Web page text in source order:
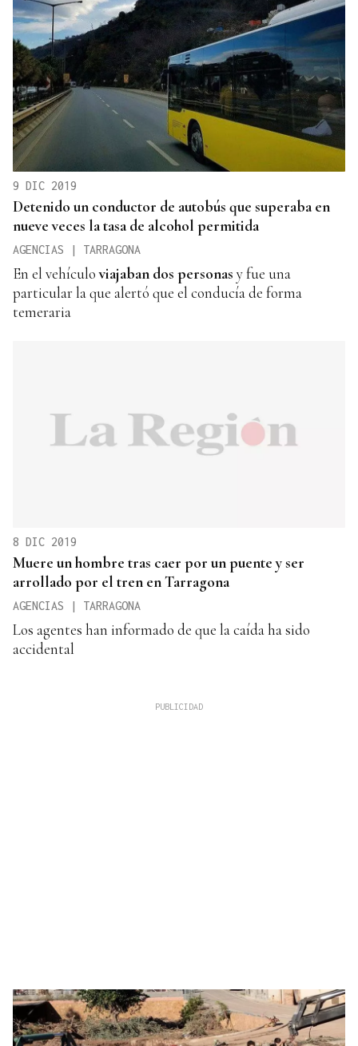
9 DIC 2019
Detenido un conductor de autobús que superaba en
nueve veces la tasa de alcohol permitida
AGENCIAS | TARRAGONA
En el vehículoviajaban dos personas y fue una
particular la que alertó que el conducía de forma
temeraria
8 DIC 2019
Muere un hombre tras caer por un puente y ser
arrollado por el tren en Tarragona
AGENCIAS | TARRAGONA
Los agentes han informado de que la caída ha sido
accidental